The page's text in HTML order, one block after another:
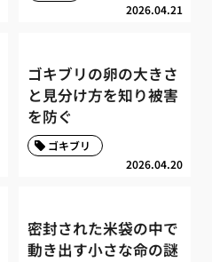
2026.04.21
ゴキブリの卵の大きさ
と見分け方を知り被害
を防ぐ
2026.04.20
ゴキブリ
密封された米袋の中で
動き出す小さな命の謎